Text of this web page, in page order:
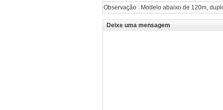
Observação : Modelo abaixo de 120m,
Deixe uma mensagem